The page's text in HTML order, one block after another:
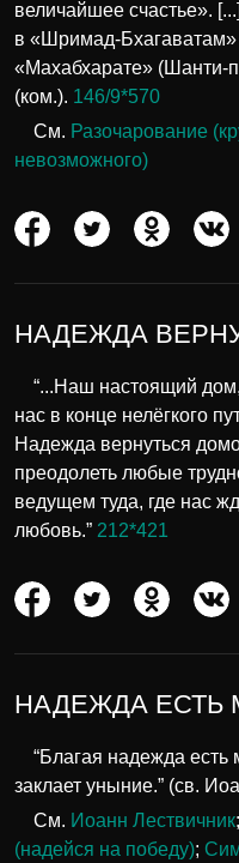
величайшее счастье».
в «Шримад-Бхагаватам»
«Махабхарате» (Шанти-
(ком.). 146/9*570
См. Разочарование
невозможного)
НАДЕЖДА
“...Наш настоящий
нас в конце нелёгкого
Надежда вернуться
преодолеть любые
ведущем туда, где нас
любовь.” 212*421
НАДЕЖДА ЕСТЬ
“Благая надежда есть
заклает уныние.” (св.
См. Иоанн Лествичник;
(надейся на победу);